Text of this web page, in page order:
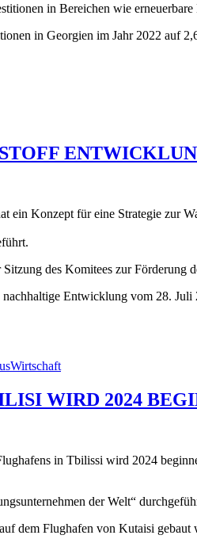
in Bereichen wie
in Georgien im Jahr 2022 auf
ein Konzept für eine Strategie zur
des Komitees zur Förderung
Entwicklung vom 28.
Wirtschaft
WIRD 2024
in Tbilissi wird 2024
der Welt“
dem Flughafen von Kutaisi